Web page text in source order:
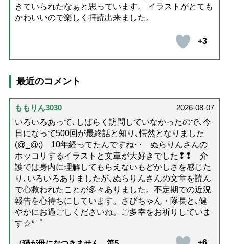
きていられたなぁと思っています。 イラストがとても
かわいいので楽しく拝読出来ました。
+3
最近のコメント
ももりん3030
2026-08-07
いろいろあって､しばらく訪問していなかったので､今
日になって500回が最終話と知り､愕然となりました
(@_@;) 10年経ってたんですね･･ ぬらりんさんの
ホッコリするイラストと文章が大好きでした❢❢ 介
護では身内に理解してもらえないもどかしさを感じた
り､いろいろありましたが､ぬらりんさんの文章を読ん
で心救われたことが多々ありました。不定期での近況
報告を心待ちにしています。さびちゃん・隊長と､健
やかにお過ごしくださいね。ご多幸をお祈りしていま
す☆*゜